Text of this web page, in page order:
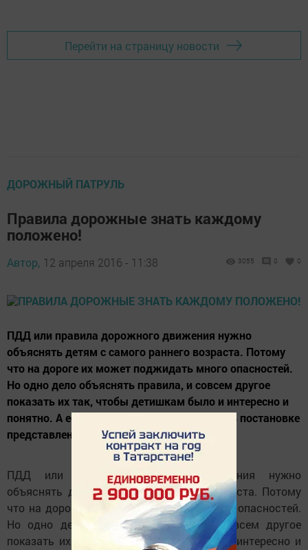
Перейти на страницу новости
ДОРОЖНЫЙ ПАТРУЛЬ
Правила дорожные знать каждому
положено!
Автор, 12 апреля 2016 - 11:38 3055 0 0
ПДД или правила дорожного движения нужно
объяснять детям с самого раннего возраста. Потому
что на дороге их может поджидать много опасностей.
Но одно дело объяснять правила, и совсем другое
показать их так, чтобы детишкам было и интересно и
понятно. А если дети сами примут участие в постановке
представления, то правила...
ПДД или правила дорожного движения нужно
объяснять детям с самого раннего возраста. Потому
что на дороге их может поджидать много опасностей.
Но одно дело объяснять правила, и совсем другое
показать их так, чтобы детишкам было и интересно и